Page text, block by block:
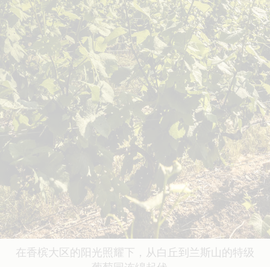
在香槟大区的阳光照耀下，从白丘到兰斯山的特级